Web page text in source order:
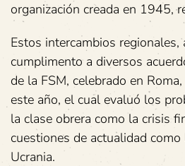
organización creada en 1945,
Estos intercambios regionales,
cumplimento a diversos
de la FSM, celebrado en
este año, el cual evaluó los
la clase obrera como la crisis
cuestiones de actualidad
Ucrania.